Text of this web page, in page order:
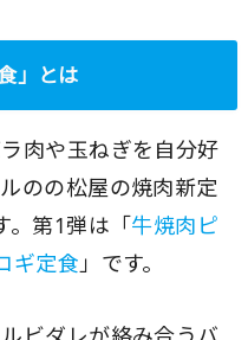
」とは
肉や玉ねぎを自分好
のの松屋の焼肉新定
。第1弾は「牛焼肉ピ
ギ定食」です。